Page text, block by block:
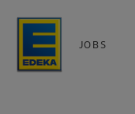
JOBS